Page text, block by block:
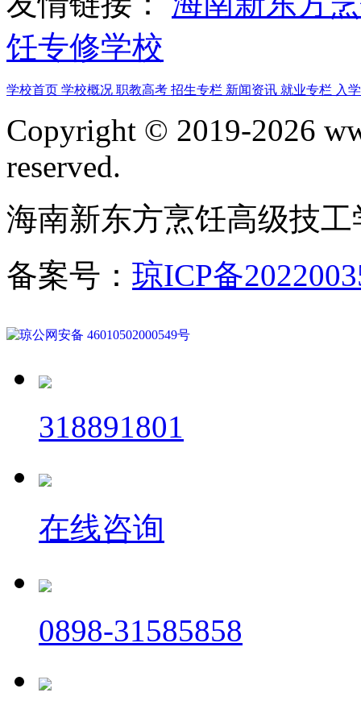
饪专修学校
学校首页 学校概况 职教高考 招生专栏 新闻资讯 就业专栏 入
Copyright © 2019-2026
reserved.
海南新东方烹饪高级技
备案号： 琼ICP备
琼公网安备 46010502000549号
318891801
在线咨询
0898-31585858